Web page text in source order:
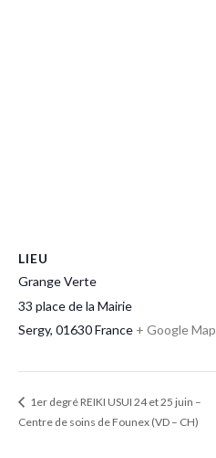
LIEU
Grange Verte
33 place de la Mairie
Sergy, 01630France + Google Map
1er degré REIKI USUI 24 et 25 juin –
Centre de soins de Founex (VD – CH)